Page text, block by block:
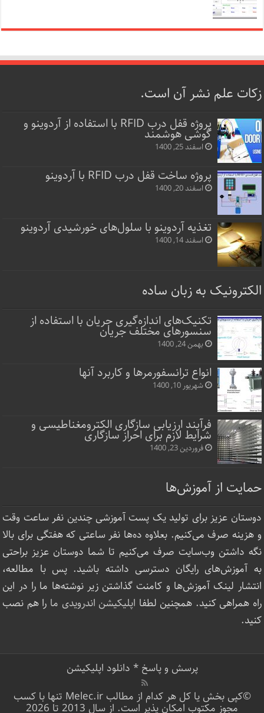
زکات علم نشر آن است.
پروژه قفل‌ درب RFID با استفاده از آردوینو و
گوشی هوشمند
اسفند 25, 1400
پروژه ساخت قفل‌ درب RFID با آردوینو
اسفند 20, 1400
تغذیه آردوینو با سلول‌های خورشیدی آردوینو
اسفند 14, 1400
الکترونیک به زبان ساده
تکنیک‌های اندازه‌گیری جریان با استفاده از
سنسورهای مختلف جریان
بهمن 24, 1400
انواع ترانسفورمرها و کاربرد آنها
شهریور 10, 1400
فرآیند ارزیابی سازگاری الکترومغناطیسی و
شرایط لازم برای احراز سازگاری
فروردین 23, 1400
حمایت از آموزش‌ها
دوستان عزیز برای تولید یک پست آموزشی چندین نفر ساعت‌ وقت
و هزینه صرف می‌کنیم. بعلاوه ده‌ها نفر ساعتی که هفتگی برای بالا
نگه داشتن وب‌سایت صرف ‌می‌کنیم تا شما دوستان عزیز براحتی
به آموزش‌های رایگان دسترسی داشته باشید. پس با مطالعه،
انتشار لینک‌ آموزش‌ها و کامنت گذاشتن زیر نوشته‌‌ها ما را در این
راه همراهی کنید. همچنین لطفا اپلیکیشن اندرویدی ما را هم نصب
کنید.
پرسش و پاسخ* دانلود اپلیکیشن
©کپی بخش یا کل هر کدام از مطالب Melec.ir تنها با کسب
مجوز مکتوب امکان پذیر است. از سال 2013 تا 2026